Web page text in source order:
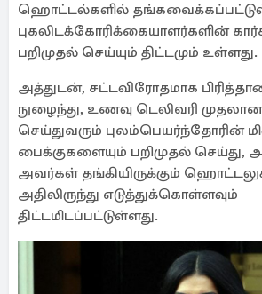
ஹொட்டல்களில்
புகலிடக்கோரிக்கையாளர்களின்
பறிமுதல் செய்யும் திட்டமும் உள்ளது.
அத்துடன், சட்டவிரோதமாக
நுழைந்து, உணவு டெலிவரி
செய்துவரும் புலம்பெயர்ந்தோரின்
பைக்குகளையும் பறிமுதல் செய்து,
அவர்கள் தங்கியிருக்கும்
அதிலிருந்து எடுத்துக்கொள்ளவும்
திட்டமிடப்பட்டுள்ளது.